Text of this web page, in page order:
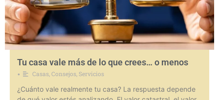
Tu casa vale más de lo que crees… o menos
• Casas Consejos Servicios
¿Cuánto vale realmente tu casa? La respuesta depende